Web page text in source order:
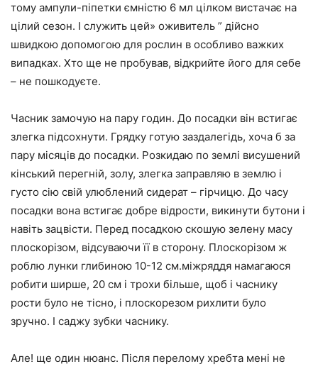
тому ампули-піпетки ємністю 6 мл цілком вистачає на
цілий сезон. І служить цей» оживитель ” дійсно
швидкою допомогою для рослин в особливо важких
випадках. Хто ще не пробував, відкрийте його для себе
– не пошкодуєте.
Часник замочую на пару годин. До посадки він встигає
злегка підсохнути. Грядку готую заздалегідь, хоча б за
пару місяців до посадки. Розкидаю по землі висушений
кінський перегній, золу, злегка заправляю в землю і
густо сію свій улюблений сидерат – гірчицю. До часу
посадки вона встигає добре відрости, викинути бутони і
навіть зацвісти. Перед посадкою скошую зелену масу
плоскорізом, відсуваючи її в сторону. Плоскорізом ж
роблю лунки глибиною 10-12 см.міжряддя намагаюся
робити ширше, 20 см і трохи більше, щоб і часнику
рости було не тісно, і плоскорезом рихлити було
зручно. І саджу зубки часнику.
Але! ще один нюанс. Після перелому хребта мені не